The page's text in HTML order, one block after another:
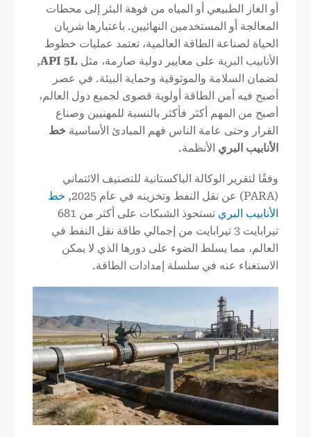
أو الغاز الطبيعي أو المياه من فوهة البئر إلى محطات
المعالجة أو المستخدمين النهائيين. باعتبارها شريان
الحياة لصناعة الطاقة العالمية، تعتمد عمليات خطوط
الأنابيب البرية على معايير دولية صارمة، مثل API 5L
,
لضمان السلامة والموثوقية وحماية البيئة. في عصر
أصبح فيه أمن الطاقة أولوية قصوى لجميع دول العالم،
أصبح من المهم أكثر فأكثر بالنسبة للمهنيين وصناع
القرار وحتى عامة الناس فهم المبادئ الأساسيةخط
الأنابيب البري الأنظمة.
وفقًا لتقرير الوكالة الباكستانية للتصنيف الائتماني
(PARA) عن نقل النفط وتخزينه في عام 2025,
خط
الأنابيب البري
تستحوذ الشبكات على أكثر من 681
تيرابايت 3 تيرابايت من إجمالي طاقة نقل النفط في
العالم، مما يسلط الضوء على دورها الذي لا يمكن
الاستغناء عنه في سلسلة إمدادات الطاقة.